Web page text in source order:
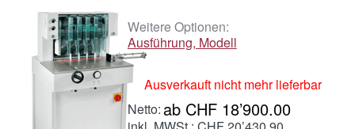
Weitere Optionen:
Ausführung, Modell
Ausverkauft nicht mehr lieferbar
ab CHF 18’900.00